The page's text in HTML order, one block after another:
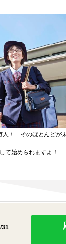
人！ そのほとんどが
て始められますよ！
31